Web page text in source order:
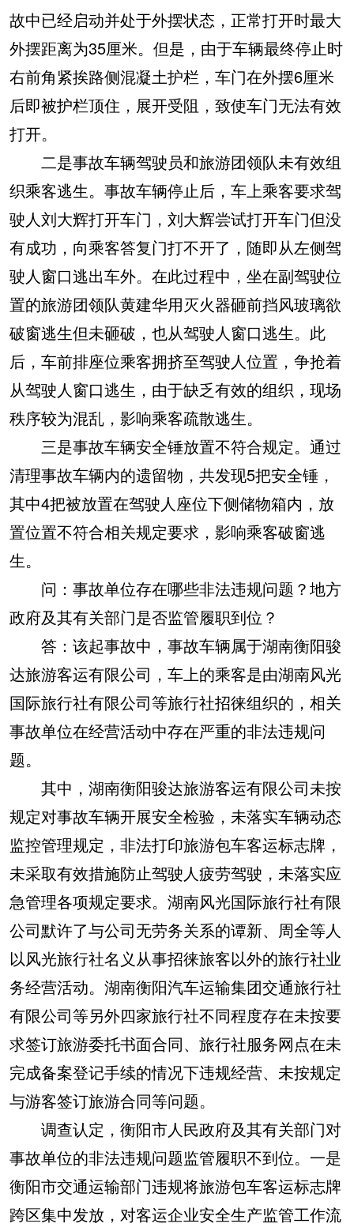
故中已经启动并处于外摆状态，正常打开时最大
外摆距离为35厘米。但是，由于车辆最终停止时
右前角紧挨路侧混凝土护栏，车门在外摆6厘米
后即被护栏顶住，展开受阻，致使车门无法有效
打开。
二是事故车辆驾驶员和旅游团领队未有效组
织乘客逃生。事故车辆停止后，车上乘客要求驾
驶人刘大辉打开车门，刘大辉尝试打开车门但没
有成功，向乘客答复门打不开了，随即从左侧驾
驶人窗口逃出车外。在此过程中，坐在副驾驶位
置的旅游团领队黄建华用灭火器砸前挡风玻璃欲
破窗逃生但未砸破，也从驾驶人窗口逃生。此
后，车前排座位乘客拥挤至驾驶人位置，争抢着
从驾驶人窗口逃生，由于缺乏有效的组织，现场
秩序较为混乱，影响乘客疏散逃生。
三是事故车辆安全锤放置不符合规定。通过
清理事故车辆内的遗留物，共发现5把安全锤，
其中4把被放置在驾驶人座位下侧储物箱内，放
置位置不符合相关规定要求，影响乘客破窗逃
生。
问：事故单位存在哪些非法违规问题？地方
政府及其有关部门是否监管履职到位？
答：该起事故中，事故车辆属于湖南衡阳骏
达旅游客运有限公司，车上的乘客是由湖南风光
国际旅行社有限公司等旅行社招徕组织的，相关
事故单位在经营活动中存在严重的非法违规问
题。
其中，湖南衡阳骏达旅游客运有限公司未按
规定对事故车辆开展安全检验，未落实车辆动态
监控管理规定，非法打印旅游包车客运标志牌，
未采取有效措施防止驾驶人疲劳驾驶，未落实应
急管理各项规定要求。湖南风光国际旅行社有限
公司默许了与公司无劳务关系的谭新、周全等人
以风光旅行社名义从事招徕旅客以外的旅行社业
务经营活动。湖南衡阳汽车运输集团交通旅行社
有限公司等另外四家旅行社不同程度存在未按要
求签订旅游委托书面合同、旅行社服务网点在未
完成备案登记手续的情况下违规经营、未按规定
与游客签订旅游合同等问题。
调查认定，衡阳市人民政府及其有关部门对
事故单位的非法违规问题监管履职不到位。一是
衡阳市交通运输部门违规将旅游包车客运标志牌
跨区集中发放，对客运企业安全生产监管工作流